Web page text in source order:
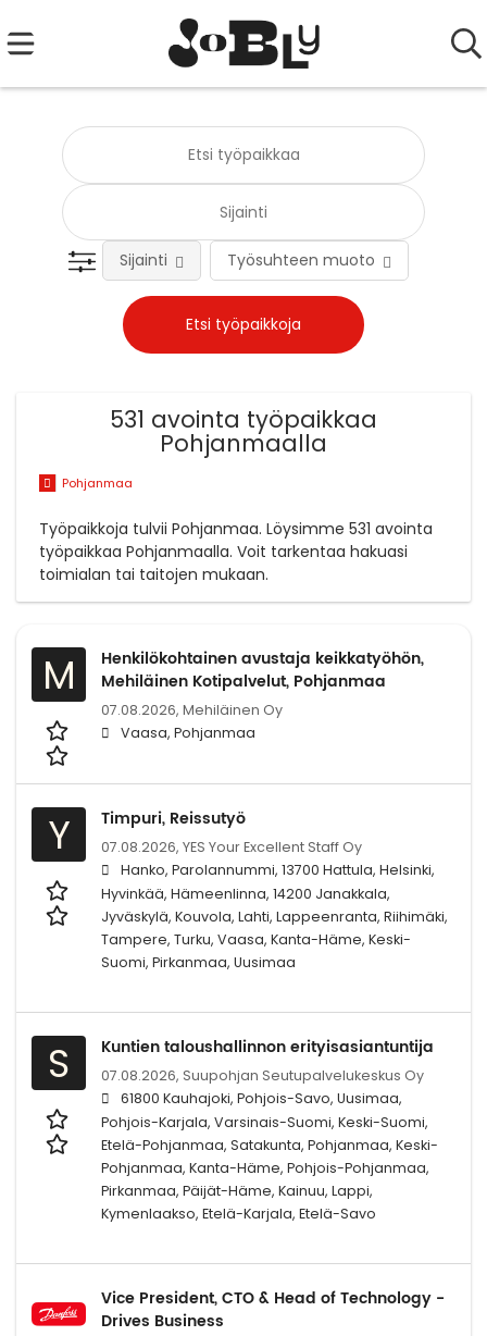
Työsuhteen muoto
Sijainti
531 avointa työpaikkaa
Pohjanmaalla
Pohjanmaa
Työpaikkoja tulvii Pohjanmaa. Löysimme 531 avointa
työpaikkaa Pohjanmaalla. Voit tarkentaa hakuasi
toimialan tai taitojen mukaan.
M
Henkilökohtainen avustaja keikkatyöhön,
Mehiläinen Kotipalvelut, Pohjanmaa
07.08.2026, Mehiläinen Oy
Vaasa, Pohjanmaa
Y Timpuri, Reissutyö
07.08.2026, YES Your Excellent Staff Oy
Hanko, Parolannummi, 13700 Hattula, Helsinki,
Hyvinkää, Hämeenlinna, 14200 Janakkala,
Jyväskylä, Kouvola, Lahti, Lappeenranta, Riihimäki,
Tampere, Turku, Vaasa, Kanta-Häme, Keski-
Suomi, Pirkanmaa, Uusimaa
S Kuntien taloushallinnon erityisasiantuntija
07.08.2026, Suupohjan Seutupalvelukeskus Oy
61800 Kauhajoki, Pohjois-Savo, Uusimaa,
Pohjois-Karjala, Varsinais-Suomi, Keski-Suomi,
Etelä-Pohjanmaa, Satakunta, Pohjanmaa, Keski-
Pohjanmaa, Kanta-Häme, Pohjois-Pohjanmaa,
Pirkanmaa, Päijät-Häme, Kainuu, Lappi,
Kymenlaakso, Etelä-Karjala, Etelä-Savo
Vice President, CTO & Head of Technology -
Drives Business